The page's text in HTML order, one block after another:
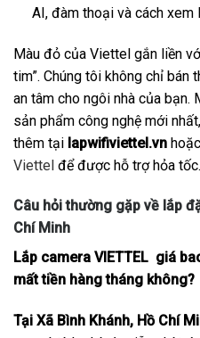
AI, đàm thoại và cách xem
Màu đỏ của Viettel gắn liền
tim”. Chúng tôi không chỉ bán
an tâm cho ngôi nhà của bạn.
sản phẩm công nghệ mới
thêm tại lapwifiviettel.vn
Viettel để được hỗ trợ hỏa tốc.
Câu hỏi thường gặp về lắp
Chí Minh
Lắp camera VIETTEL giá
mất tiền hàng tháng không?
Tại Xã Bình Khánh, Hồ Chí